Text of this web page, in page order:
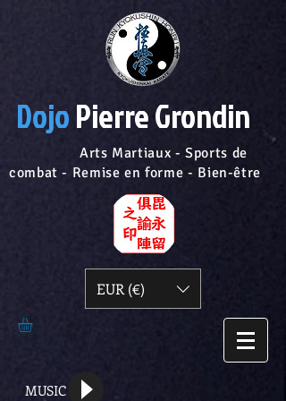
DojoPierre Grondin
Arts Martiaux - Sports de
combat - Remise en forme - Bien-être
EUR (€)
MUSIC